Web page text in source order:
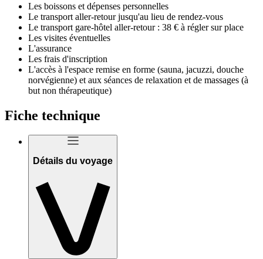
Les boissons et dépenses personnelles
Le transport aller-retour jusqu'au lieu de rendez-vous
Le transport gare-hôtel aller-retour : 38 € à régler sur place
Les visites éventuelles
L'assurance
Les frais d'inscription
L'accès à l'espace remise en forme (sauna, jacuzzi, douche
norvégienne) et aux séances de relaxation et de massages (à
but non thérapeutique)
Fiche technique
Détails du voyage